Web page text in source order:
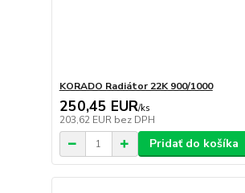
KORADO Radiátor 22K 900/1000
250,45 EUR/ks
203,62 EUR bez DPH
Pridať do košíka